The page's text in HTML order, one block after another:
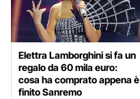
Elettra Lamborghini si fa un
regalo da 60 mila euro:
cosa ha comprato appena è
finito Sanremo